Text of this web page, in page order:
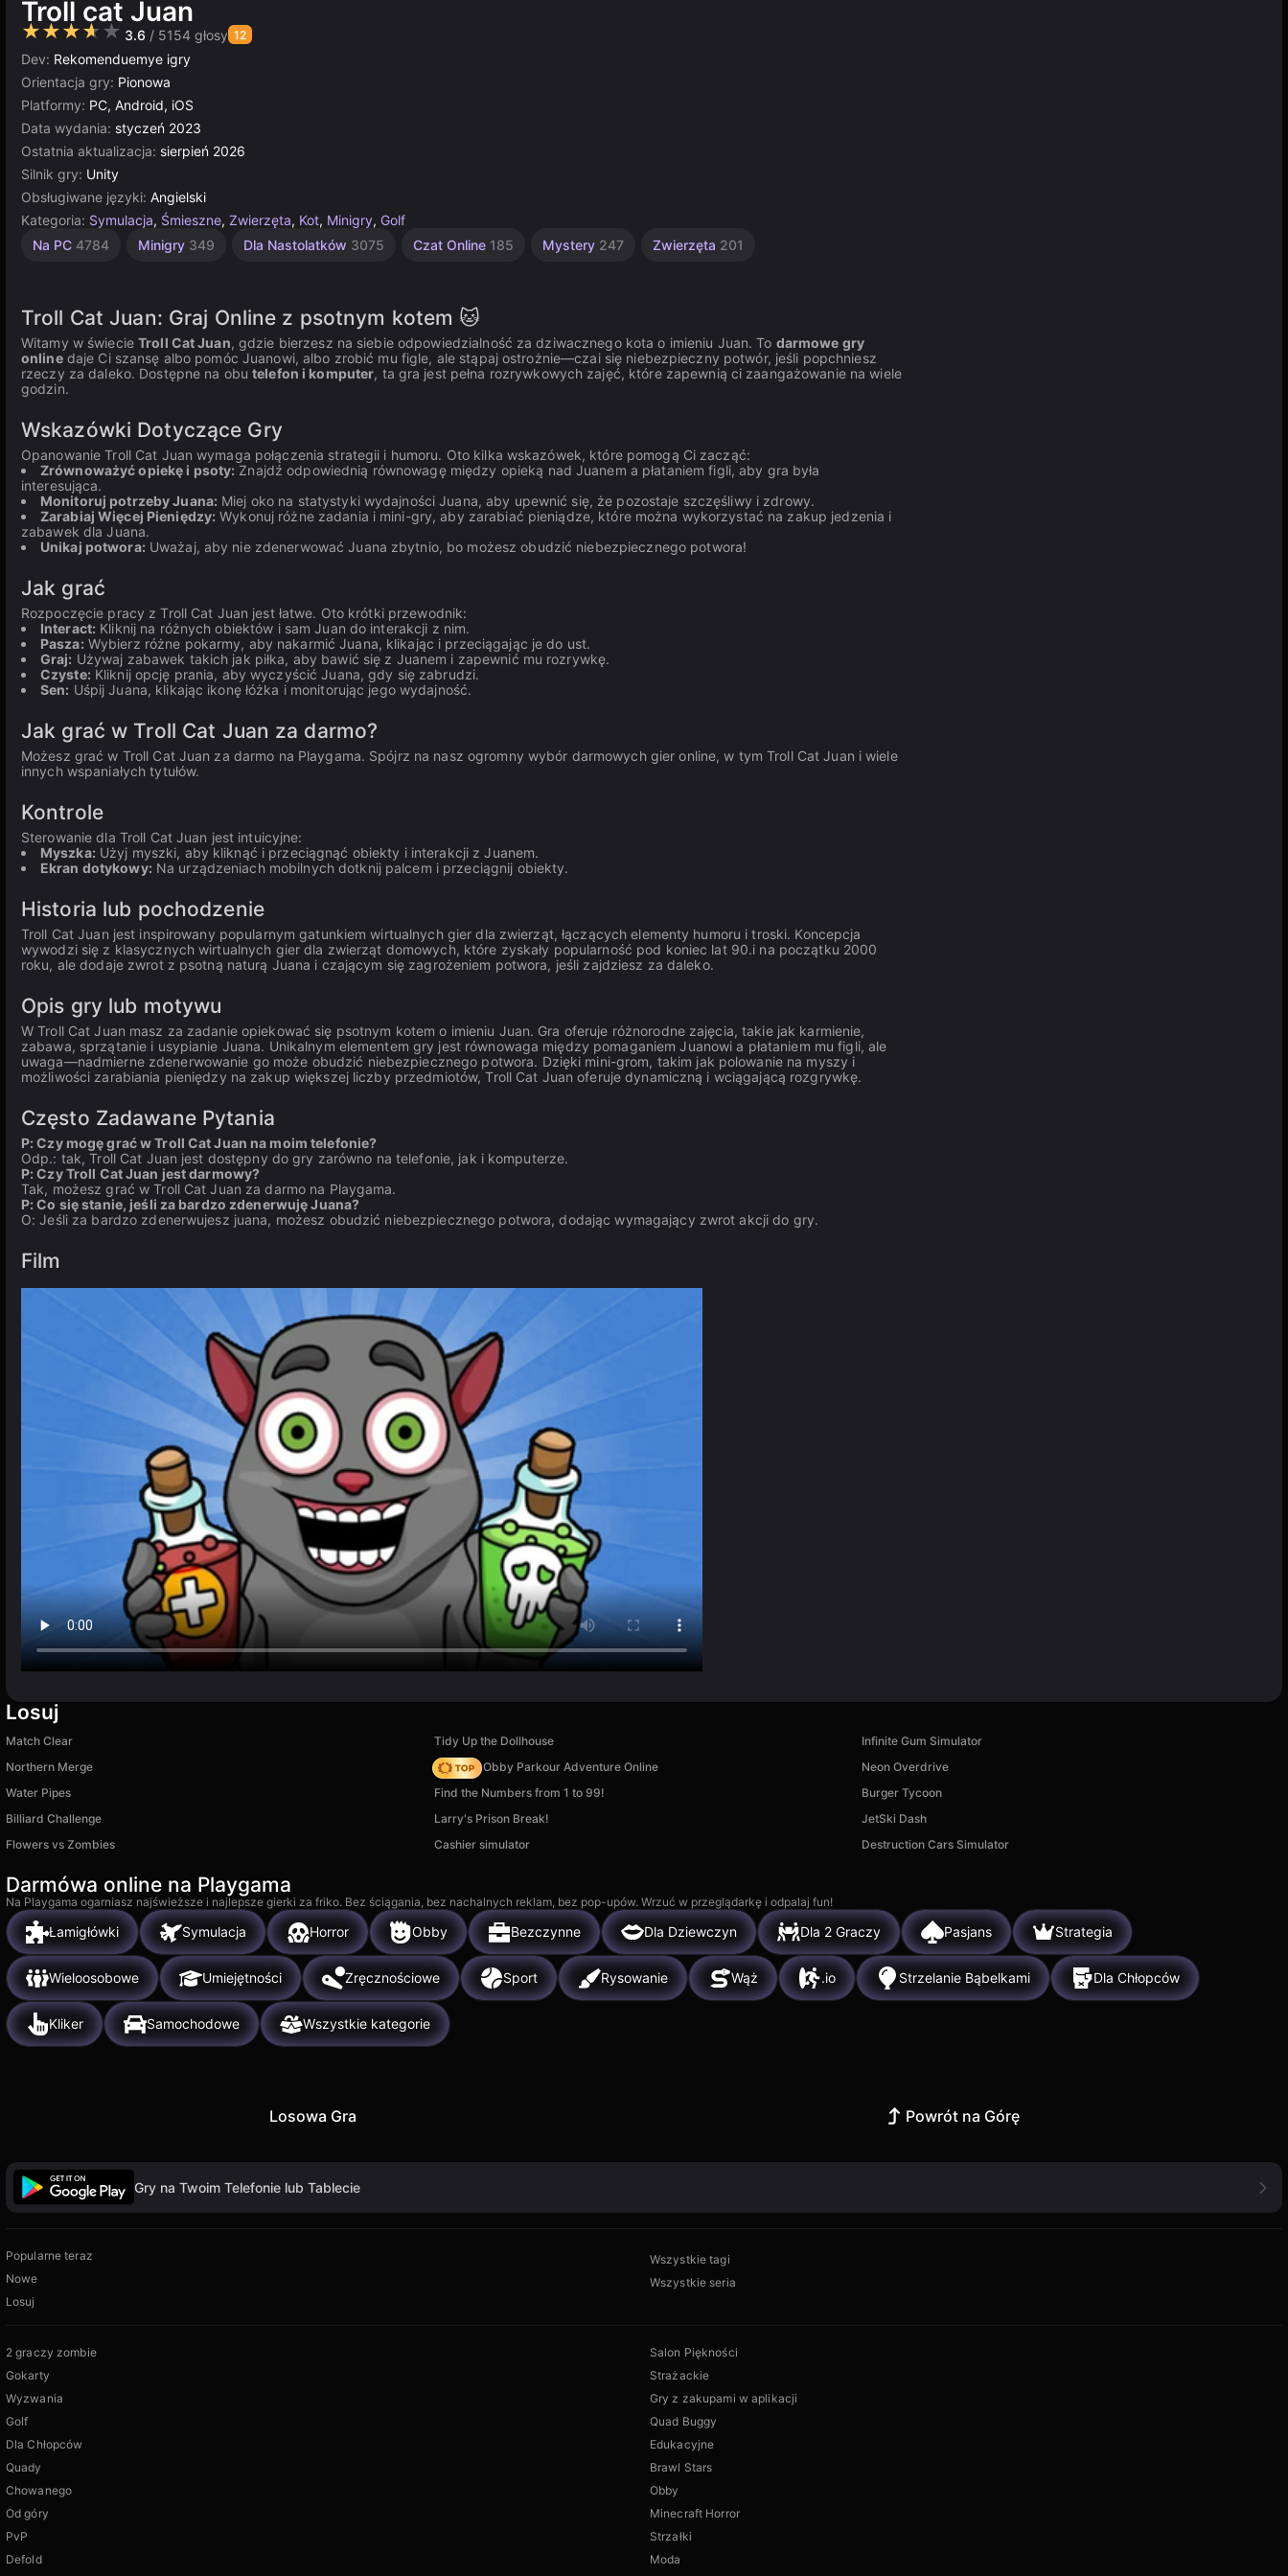
Troll cat Juan
★★★★★ 3.6 / 5154 głosy 12
Dev: Rekomenduemye igry
Orientacja gry: Pionowa
Platformy: PC, Android, iOS
Data wydania: styczeń 2023
Ostatnia aktualizacja: sierpień 2026
Silnik gry: Unity
Obsługiwane języki: Angielski
Kategoria: Symulacja, Śmieszne, Zwierzęta, Kot, Minigry, Golf
Na PC 4784 Minigry 349 Dla Nastolatków 3075 Czat Online 185 Mystery 247 Zwierzęta 201
Symulatory
Nieskończoność
Urocze
Zbieranie
Komputerowe
Strategiczne
Dla
Multiplayer
Unity
Troll Cat Juan: Graj Online z psotnym kotem 🐱
Witamy w świecieTroll Cat Juan, gdzie bierzesz na siebie odpowiedzialność za dziwacznego kota o imieniu Juan. To darmowe gry
onlinedaje Ci szansę albo pomóc Juanowi, albo zrobić mu figle, ale stąpaj ostrożnie—czai się niebezpieczny potwór, jeśli popchniesz
rzeczy za daleko. Dostępne na obutelefon i komputer, ta gra jest pełna rozrywkowych zajęć, które zapewnią ci zaangażowanie na wiele
godzin.
Wskazówki Dotyczące Gry
Opanowanie Troll Cat Juan wymaga połączenia strategii i humoru. Oto kilka wskazówek, które pomogą Ci zacząć:
Zrównoważyć opiekę i psoty: Znajdź odpowiednią równowagę między opieką nad Juanem a płataniem figli, aby gra była
interesująca.
Monitoruj potrzeby Juana: Miej oko na statystyki wydajności Juana, aby upewnić się, że pozostaje szczęśliwy i zdrowy.
Zarabiaj Więcej Pieniędzy: Wykonuj różne zadania i mini-gry, aby zarabiać pieniądze, które można wykorzystać na zakup jedzenia i
zabawek dla Juana.
Unikaj potwora: Uważaj, aby nie zdenerwować Juana zbytnio, bo możesz obudzić niebezpiecznego potwora!
Jak grać
Rozpoczęcie pracy z Troll Cat Juan jest łatwe. Oto krótki przewodnik:
Interact: Kliknij na różnych obiektów i sam Juan do interakcji z nim.
Pasza: Wybierz różne pokarmy, aby nakarmić Juana, klikając i przeciągając je do ust.
Graj: Używaj zabawek takich jak piłka, aby bawić się z Juanem i zapewnić mu rozrywkę.
Czyste: Kliknij opcję prania, aby wyczyścić Juana, gdy się zabrudzi.
Sen: Uśpij Juana, klikając ikonę łóżka i monitorując jego wydajność.
Jak grać w Troll Cat Juan za darmo?
Możesz grać w Troll Cat Juan za darmo na Playgama. Spójrz na nasz ogromny wybór darmowych gier online, w tym Troll Cat Juan i wiele
innych wspaniałych tytułów.
Kontrole
Sterowanie dla Troll Cat Juan jest intuicyjne:
Myszka: Użyj myszki, aby kliknąć i przeciągnąć obiekty i interakcji z Juanem.
Ekran dotykowy: Na urządzeniach mobilnych dotknij palcem i przeciągnij obiekty.
Historia lub pochodzenie
Troll Cat Juan jest inspirowany popularnym gatunkiem wirtualnych gier dla zwierząt, łączących elementy humoru i troski. Koncepcja
wywodzi się z klasycznych wirtualnych gier dla zwierząt domowych, które zyskały popularność pod koniec lat 90.i na początku 2000
roku, ale dodaje zwrot z psotną naturą Juana i czającym się zagrożeniem potwora, jeśli zajdziesz za daleko.
Opis gry lub motywu
W Troll Cat Juan masz za zadanie opiekować się psotnym kotem o imieniu Juan. Gra oferuje różnorodne zajęcia, takie jak karmienie,
zabawa, sprzątanie i usypianie Juana. Unikalnym elementem gry jest równowaga między pomaganiem Juanowi a płataniem mu figli, ale
uwaga—nadmierne zdenerwowanie go może obudzić niebezpiecznego potwora. Dzięki mini-grom, takim jak polowanie na myszy i
możliwości zarabiania pieniędzy na zakup większej liczby przedmiotów, Troll Cat Juan oferuje dynamiczną i wciągającą rozgrywkę.
Często Zadawane Pytania
P: Czy mogę grać w Troll Cat Juan na moim telefonie?
Odp.: tak, Troll Cat Juan jest dostępny do gry zarówno na telefonie, jak i komputerze.
P: Czy Troll Cat Juan jest darmowy?
Tak, możesz grać w Troll Cat Juan za darmo na Playgama.
P: Co się stanie, jeśli za bardzo zdenerwuję Juana?
O: Jeśli za bardzo zdenerwujesz juana, możesz obudzić niebezpiecznego potwora, dodając wymagający zwrot akcji do gry.
Film
Losuj
Match Clear Tidy Up the Dollhouse
Infinite Gum Simulator
Northern Merge
Ultimate Obby Parkour Adventure Online
Neon Overdrive
Water Pipes
Find the Numbers from 1 to 99!
Burger Tycoon
Billiard Challenge
Larry's Prison Break!
JetSki Dash
Flowers vs Zombies
Cashier simulator Destruction Cars Simulator
Darmówa online na Playgama
Na Playgama ogarniasz najświeższe i najlepsze gierki za friko. Bez ściągania, bez nachalnych reklam, bez pop-upów. Wrzuć w przeglądarkę i odpalaj fun!
Łamigłówki Symulacja Horror Obby Bezczynne Dla Dziewczyn Dla 2 Graczy Pasjans Strategia
Wieloosobowe Umiejętności Zręcznościowe Sport Rysowanie Wąż .io Strzelanie Bąbelkami Dla Chłopców
Kliker Samochodowe Wszystkie kategorie
Losowa Gra Powrót na Górę
Gry na Twoim Telefonie lub Tablecie
Popularne teraz
Nowe
Losuj
Wszystkie tagi
Wszystkie seria
2 graczy zombie
Gokarty
Wyzwania
Golf
Dla Chłopców
Quady
Chowanego
Od góry
PvP
Defold
Salon Piękności
Strażackie
Gry z zakupami w aplikacji
Quad Buggy
Edukacyjne
Brawl Stars
Obby
Minecraft Horror
Strzałki
Moda